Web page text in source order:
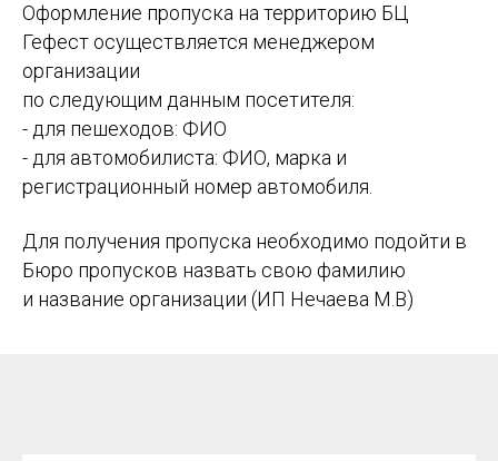
Оформление пропуска на территорию БЦ
Гефест осуществляется менеджером
организации
по следующим данным посетителя:
- для пешеходов: ФИО
- для автомобилиста: ФИО, марка и
регистрационный номер автомобиля.
Для получения пропуска необходимо подойти в
Бюро пропусков назвать свою фамилию
и название организации (ИП Нечаева М.В)